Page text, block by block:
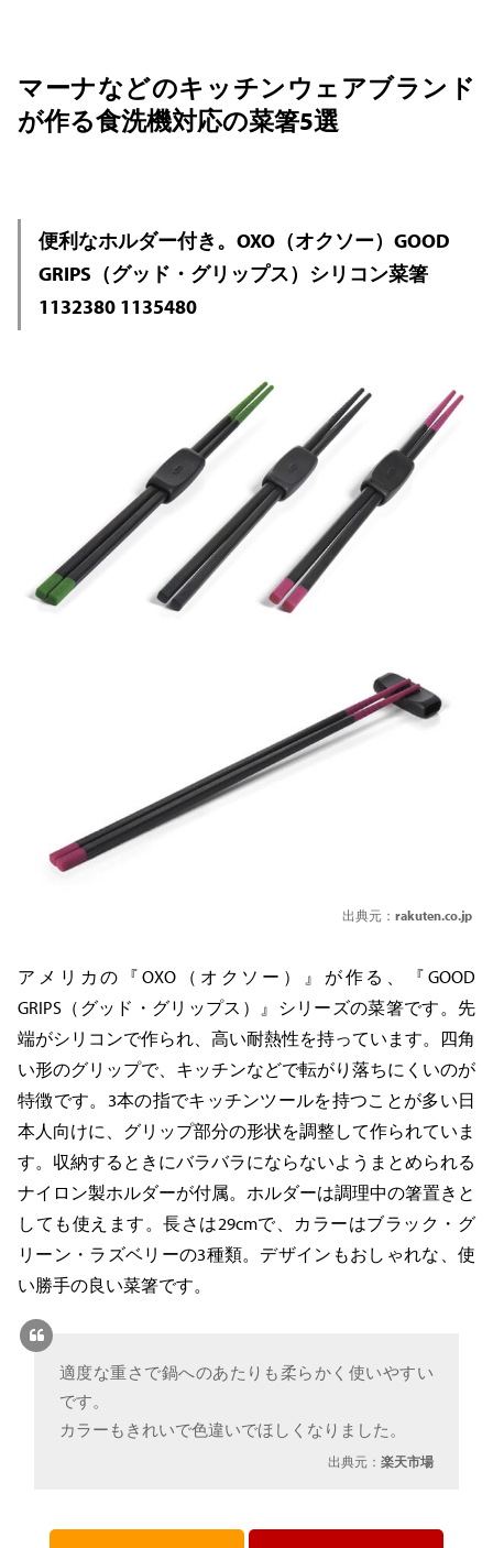
マーナなどのキッチンウェアブランド
が作る食洗機対応の菜箸5選
便利なホルダー付き。OXO（オクソー）GOOD
GRIPS（グッド・グリップス）シリコン菜箸
1132380 1135480
出典元： rakuten.co.jp
アメリカの『OXO（オクソー）』が作る、『GOOD
GRIPS（グッド・グリップス）』シリーズの菜箸です。先
端がシリコンで作られ、高い耐熱性を持っています。四角
い形のグリップで、キッチンなどで転がり落ちにくいのが
特徴です。3本の指でキッチンツールを持つことが多い日
本人向けに、グリップ部分の形状を調整して作られていま
す。収納するときにバラバラにならないようまとめられる
ナイロン製ホルダーが付属。ホルダーは調理中の箸置きと
しても使えます。長さは29cmで、カラーはブラック・グ
リーン・ラズベリーの3種類。デザインもおしゃれな、使
い勝手の良い菜箸です。
適度な重さで鍋へのあたりも柔らかく使いやすい
です。
カラーもきれいで色違いでほしくなりました。
出典元：楽天市場